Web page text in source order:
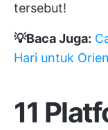
tersebut!
💡Baca Juga:
Hari untuk
11